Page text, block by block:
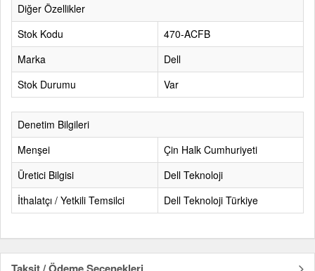
Diğer Özellikler
Stok Kodu
470-ACFB
Marka
Dell
Stok Durumu
Var
Denetim Bilgileri
Menşei
Çin Halk Cumhuriyeti
Üretici Bilgisi
Dell Teknoloji
İthalatçı / Yetkili Temsilci
Dell Teknoloji Türkiye